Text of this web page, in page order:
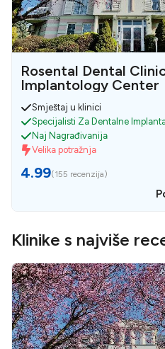
Rosental Dental
Implantology Center
Smještaj u klinici
Specijalisti Za Dentalne
Naj Nagrađivanija
Velika potražnja
4.99(155 recenzija)
Klinike s najviše